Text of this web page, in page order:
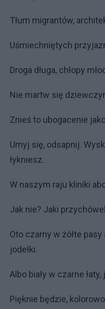
Tłum migrantów,
Uśmiechniętych
Droga długa, chłopy
Nie martw się
Znieś to ubogacenie
Umyj się, odsapnij.
łykniesz.
W naszym raju kliniki
Jak nie? Jaki
Oto czarny w żółte
jodełki.
Albo biały w czarne
Pięknie będzie,